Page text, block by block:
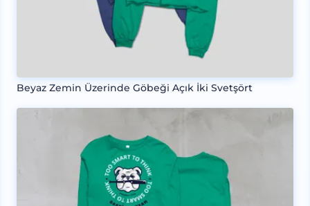
Beyaz Zemin Üzerinde Göbeği Açık İki Svetşört